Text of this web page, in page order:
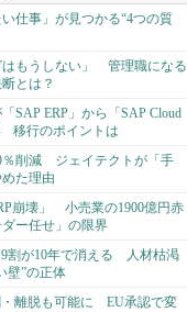
い仕事」が見つかる“4つの質
はもうしない」 管理職になる
とは？
SAP ERP」から「SAP Cloud
移行のポイントは
％削減 ジェイテクトが「手
た理由
崩壊」 小売業の1900億円赤
ー任せ」の限界
割が10年で消える 人材枯渇
壁”の正体
・離脱も可能に EU承認で変